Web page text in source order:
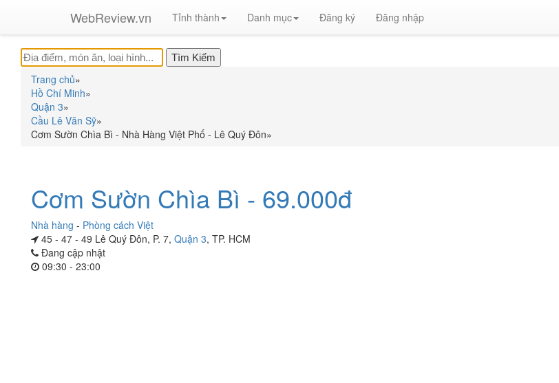
WebReview.vn Tỉnh thành Danh mục Đăng ký Đăng nhập
Trang chủ»
Hồ Chí Minh»
Quận 3»
Cầu Lê Văn Sỹ»
Cơm Sườn Chìa Bì - Nhà Hàng Việt Phố - Lê Quý Đôn»
Cơm Sườn Chìa Bì - 69.000đ
Nhà hàng - Phòng cách Việt
45 - 47 - 49 Lê Quý Đôn, P. 7, Quận 3, TP. HCM
Đang cập nhật
09:30 - 23:00